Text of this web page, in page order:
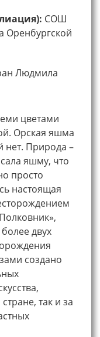
СОШ
Оренбургской
Людмила
цветами
Орская яшма
нет. Природа –
яшму, что
просто
настоящая
двух
создано
так и за